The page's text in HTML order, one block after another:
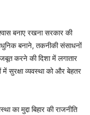
बनाए रखना सरकार की
बनाने, तकनीकी संसाधनों
करने की दिशा में लगातार
में सुरक्षा व्यवस्था को और बेहतर
का मुद्दा बिहार की राजनीति